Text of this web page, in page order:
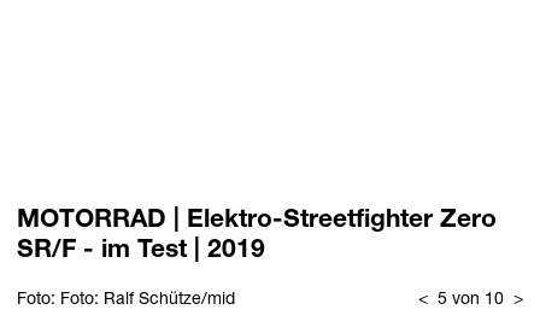
MOTORRAD | Elektro-Streetfighter Zero
SR/F - im Test | 2019
Foto: Foto: Ralf Schütze/mid < 5 von 10 >